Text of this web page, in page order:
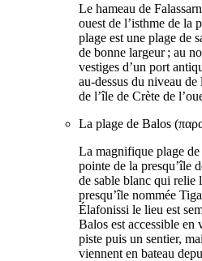
Le hameau de
ouest de l’isthme de la
plage est une plage de
de bonne largeur ; au
vestiges d’un port
au-dessus du niveau
de l’île de Crète de
La plage de Balos (
La magnifique plage
pointe de la presqu’île
de sable blanc qui relie
presqu’île nommée
Élafonissi le lieu est
Balos est accessible
piste puis un sentier,
viennent en bateau